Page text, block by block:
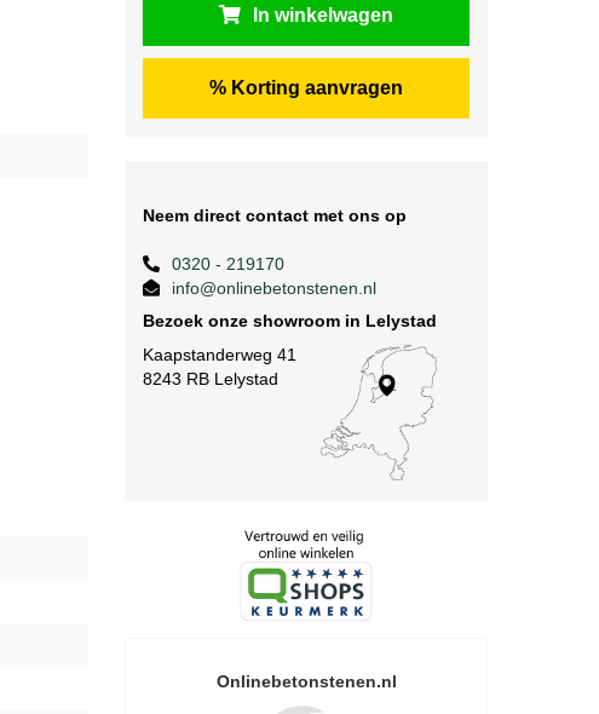
In winkelwagen
% Korting aanvragen
Neem direct contact met ons op
0320 - 219170
info@onlinebetonstenen.nl
Bezoek onze showroom in Lelystad
Kaapstanderweg 41
8243 RB Lelystad
Onlinebetonstenen.nl